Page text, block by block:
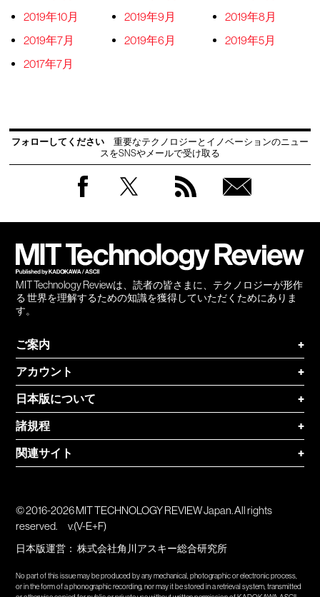
2019年10月
2019年9月
2019年8月
2019年7月
2019年6月
2019年5月
2017年7月
フォローしてください
重要なテクノロジーとイノベーションのニュー
スをSNSやメールで受け取る
MIT Technology Reviewは、読者の皆さまに、テクノロジーが形作
る 世界を理解するための知識を獲得していただくためにありま
す。
ご案内
+
アカウント
+
日本版について
+
諸規程
+
関連サイト
+
© 2016-2026 MIT TECHNOLOGY REVIEW Japan. All rights
reserved.
v.(V-E+F)
日本版運営：株式会社角川アスキー総合研究所
No part of this issue may be produced by any mechanical, photographic or electronic process,
or in the form of a phonographic recording, nor may it be stored in a retrieval system, transmitted